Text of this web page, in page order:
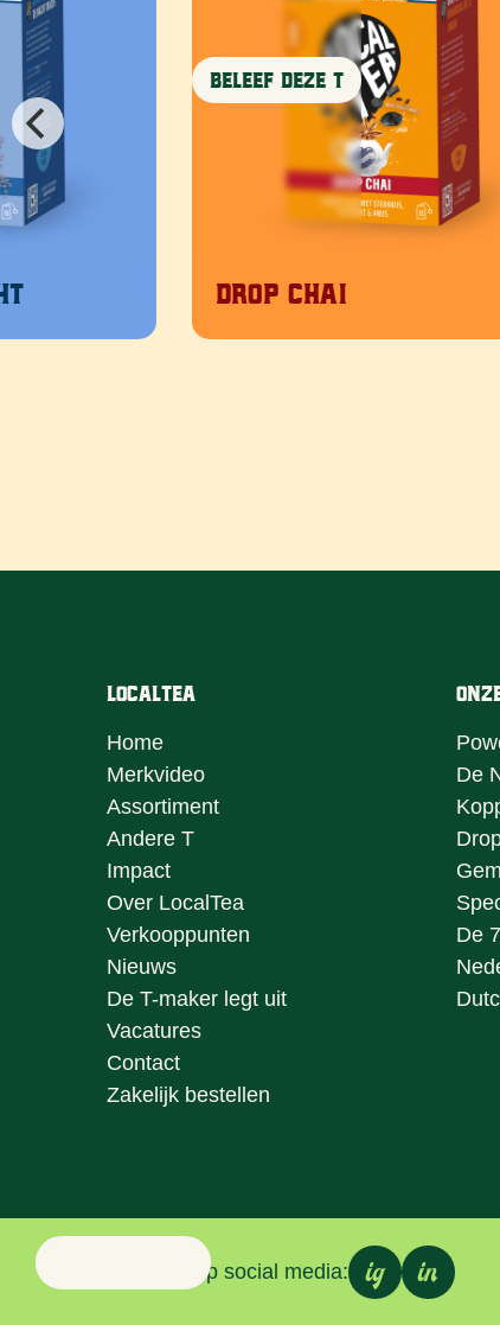
Beleef deze T
Drop Chai
LocalTea
Home
Merkvideo
Assortiment
Andere T
Impact
Over LocalTea
Verkooppunten
Nieuws
De T-maker legt uit
Vacatures
Contact
Zakelijk bestellen
De
De
Volg ons op social media: ig in